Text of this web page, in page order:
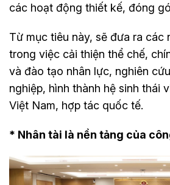
các hoạt động thiết kế, đóng
Từ mục tiêu này, sẽ đưa ra các
trong việc cải thiện thể chế,
và đào tạo nhân lực, nghiên
nghiệp, hình thành hệ sinh thái
Việt Nam, hợp tác quốc tế.
* Nhân tài là nền tảng của